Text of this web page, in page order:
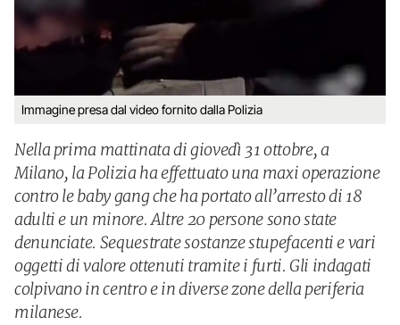
Immagine presa dal video fornito dalla Polizia
Nella prima mattinata di giovedì 31 ottobre, a
Milano, la Polizia ha effettuato una maxi operazione
contro le baby gang che ha portato all’arresto di 18
adulti e un minore. Altre 20 persone sono state
denunciate. Sequestrate sostanze stupefacenti e vari
oggetti di valore ottenuti tramite i furti. Gli indagati
colpivano in centro e in diverse zone della periferia
milanese.